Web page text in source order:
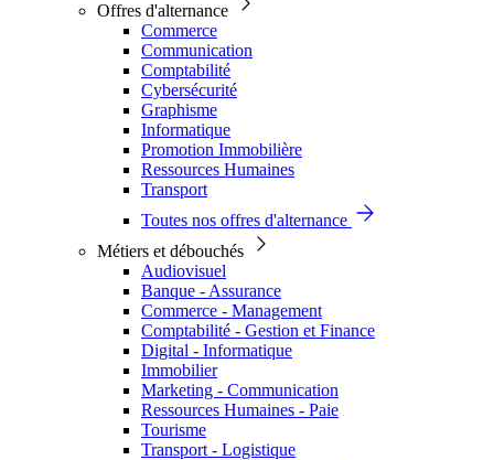
Offres d'alternance
Commerce
Communication
Comptabilité
Cybersécurité
Graphisme
Informatique
Promotion Immobilière
Ressources Humaines
Transport
Toutes nos offres d'alternance
Métiers et débouchés
Audiovisuel
Banque - Assurance
Commerce - Management
Comptabilité - Gestion et Finance
Digital - Informatique
Immobilier
Marketing - Communication
Ressources Humaines - Paie
Tourisme
Transport - Logistique